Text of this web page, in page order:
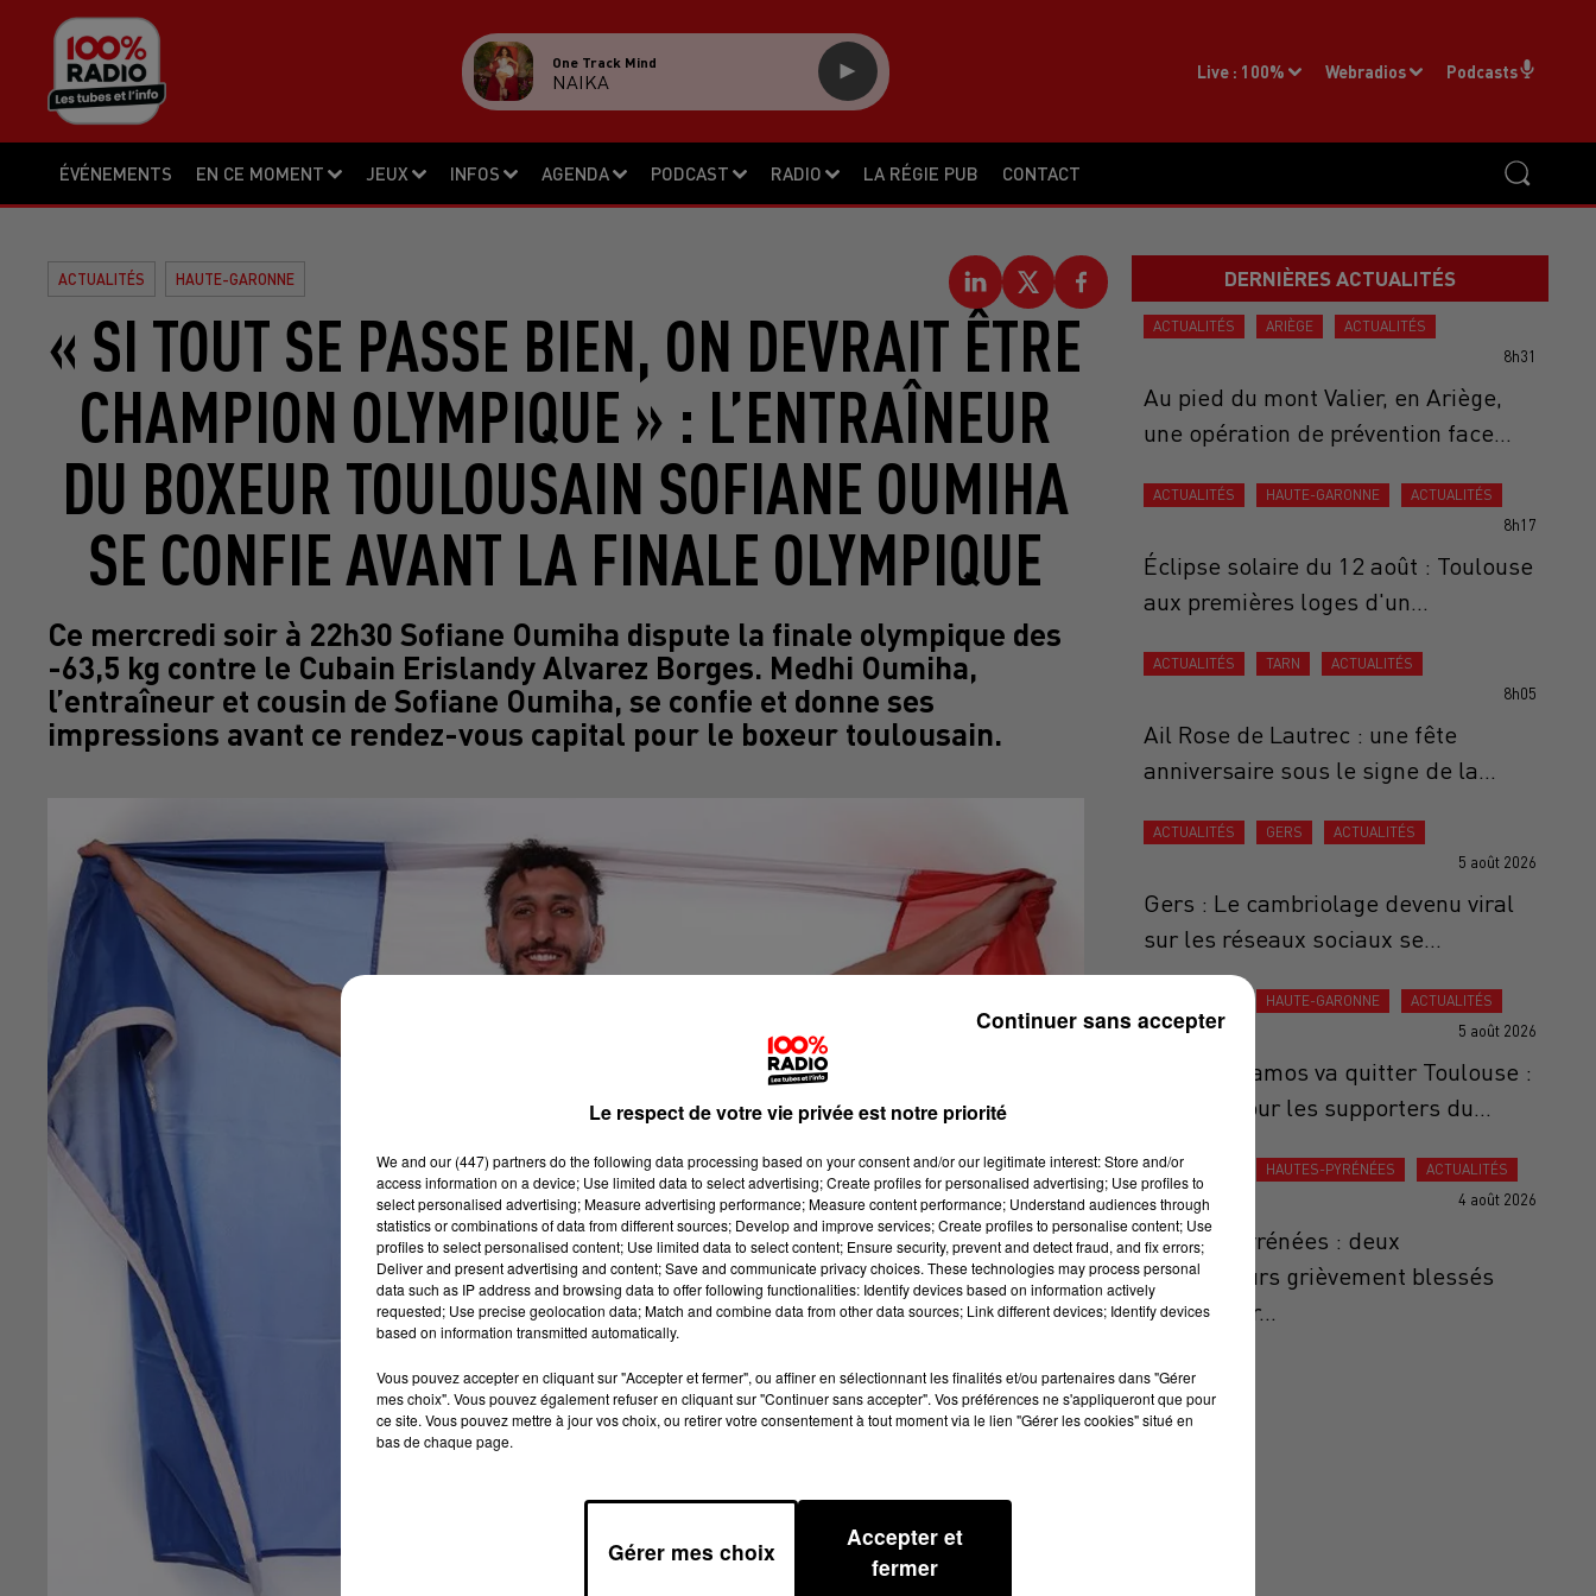
ÉVÉNEMENTS EN CE MOMENT JEUX INFOS AGENDA PODCAST RADIO LA RÉGIE PUB CONTACT
Live : 100% Webradios Podcasts
One Track Mind
NAIKA
ACTUALITÉS HAUTE-GARONNE
« SI TOUT SE PASSE BIEN, ON DEVRAIT ÊTRE
CHAMPION OLYMPIQUE » : L’ENTRAÎNEUR
DU BOXEUR TOULOUSAIN SOFIANE OUMIHA
SE CONFIE AVANT LA FINALE OLYMPIQUE
Ce mercredi soir à 22h30 Sofiane Oumiha dispute la finale olympique des
-63,5 kg contre le Cubain Erislandy Alvarez Borges. Medhi Oumiha,
l’entraîneur et cousin de Sofiane Oumiha, se confie et donne ses
impressions avant ce rendez-vous capital pour le boxeur toulousain.
DERNIÈRES ACTUALITÉS
ACTUALITÉS ARIÈGE ACTUALITÉS
8h31
Au pied du mont Valier, en Ariège,
une opération de prévention face...
ACTUALITÉS HAUTE-GARONNE ACTUALITÉS
8h17
Éclipse solaire du 12 août : Toulouse
aux premières loges d'un...
ACTUALITÉS TARN ACTUALITÉS
8h05
Ail Rose de Lautrec : une fête
anniversaire sous le signe de la...
ACTUALITÉS GERS ACTUALITÉS
5 août 2026
Gers : Le cambriolage devenu viral
sur les réseaux sociaux se...
HAUTE-GARONNE ACTUALITÉS
5 août 2026
Thomas Ramos va quitter Toulouse :
un choc pour les supporters du...
ACTUALITÉS HAUTES-PYRÉNÉES ACTUALITÉS
4 août 2026
Hautes-Pyrénées : deux
randonneurs grièvement blessés
après avoir...
Le respect de votre vie privée est notre priorité
We and our (447) partnersdo the following data processing based on your consent and/or our legitimate interest: Store and/or
access information on a device; Use limited data to select advertising; Create profiles for personalised advertising; Use profiles to
select personalised advertising; Measure advertising performance; Measure content performance; Understand audiences through
statistics or combinations of data from different sources; Develop and improve services; Create profiles to personalise content; Use
profiles to select personalised content; Use limited data to select content; Ensure security, prevent and detect fraud, and fix errors;
Deliver and present advertising and content; Save and communicate privacy choices. These technologies may process personal
data such as IP address and browsing data to offer following functionalities: Identify devices based on information actively
requested; Use precise geolocation data; Match and combine data from other data sources; Link different devices; Identify devices
based on information transmitted automatically.
Vous pouvez accepter en cliquant sur "Accepter et fermer", ou affiner en sélectionnant les finalités et/ou partenaires dans "Gérer
mes choix". Vous pouvez également refuser en cliquant sur "Continuer sans accepter". Vos préférences ne s'appliqueront que pour
ce site. Vous pouvez mettre à jour vos choix, ou retirer votre consentement à tout moment via le lien "Gérer les cookies" situé en
bas de chaque page.
Gérer mes choix
Accepter et
fermer
Continuer sans accepter